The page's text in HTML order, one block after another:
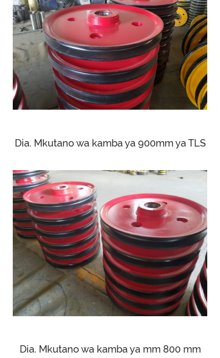
Dia. Mkutano wa kamba ya 900mm ya TLS
Dia. Mkutano wa kamba ya mm 800 mm